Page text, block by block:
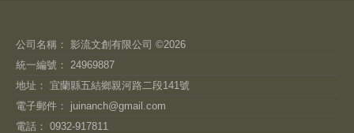
公司名稱： 影流文創有限公司 ©2026
統一編號： 24969887
地址： 宜蘭縣五結鄉親河路二段141號
電子郵件： juinanch@gmail.com
電話： 0932-917811